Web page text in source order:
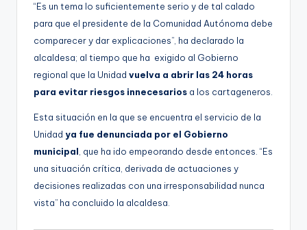
“Es un tema lo suficientemente serio y de tal calado
para que el presidente de la Comunidad Autónoma debe
comparecer y dar explicaciones”, ha declarado la
alcaldesa; al tiempo que ha exigido al Gobierno
regional que la Unidad vuelva a abrir las 24 horas
para evitar riesgos innecesarios a los cartageneros.
Esta situación en la que se encuentra el servicio de la
Unidad ya fue denunciada por el Gobierno
municipal, que ha ido empeorando desde entonces. “Es
una situación crítica, derivada de actuaciones y
decisiones realizadas con una irresponsabilidad nunca
vista” ha concluido la alcaldesa.